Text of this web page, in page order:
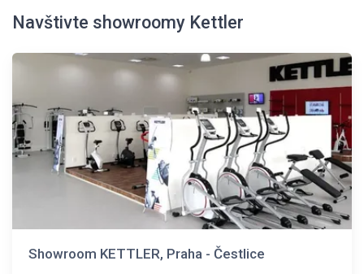
Navštivte showroomy Kettler
Showroom KETTLER, Praha - Čestlice